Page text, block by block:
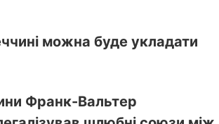
можна буде укладати
Франк-Вальтер